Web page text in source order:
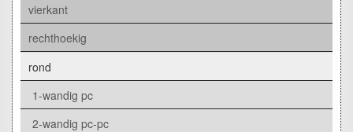
vierkant
rechthoekig
rond
1-wandig pc
2-wandig pc-pc